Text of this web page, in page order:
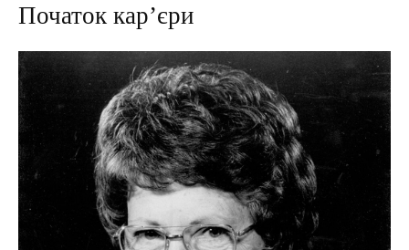
Початок кар’єри